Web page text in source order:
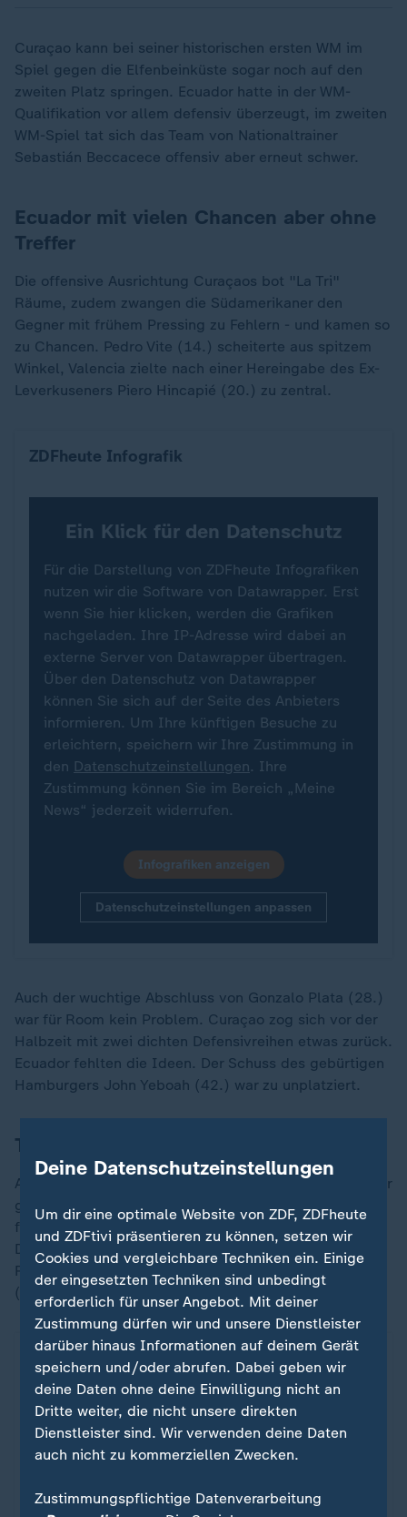
Curaçao kann bei seiner historischen ersten WM im
Spiel gegen die Elfenbeinküste sogar noch auf den
zweiten Platz springen. Ecuador hatte in der WM-
Qualifikation vor allem defensiv überzeugt, im zweiten
WM-Spiel tat sich das Team von Nationaltrainer
Sebastián Beccacece offensiv aber erneut schwer.
Ecuador mit vielen Chancen aber ohne
Treffer
Die offensive Ausrichtung Curaçaos bot "La Tri"
Räume, zudem zwangen die Südamerikaner den
Gegner mit frühem Pressing zu Fehlern - und kamen so
zu Chancen. Pedro Vite (14.) scheiterte aus spitzem
Winkel, Valencia zielte nach einer Hereingabe des Ex-
Leverkuseners Piero Hincapié (20.) zu zentral.
ZDFheute Infografik
Ein Klick für den Datenschutz
Für die Darstellung von ZDFheute Infografiken
nutzen wir die Software von Datawrapper. Erst
wenn Sie hier klicken, werden die Grafiken
nachgeladen. Ihre IP-Adresse wird dabei an
externe Server von Datawrapper übertragen.
Über den Datenschutz von Datawrapper
können Sie sich auf der Seite des Anbieters
informieren. Um Ihre künftigen Besuche zu
erleichtern, speichern wir Ihre Zustimmung in
den Datenschutzeinstellungen. Ihre
Zustimmung können Sie im Bereich „Meine
News“ jederzeit widerrufen.
Infografiken anzeigen
Datenschutzeinstellungen anpassen
Auch der wuchtige Abschluss von Gonzalo Plata (28.)
war für Room kein Problem. Curaçao zog sich vor der
Halbzeit mit zwei dichten Defensivreihen etwas zurück.
Ecuador fehlten die Ideen. Der Schuss des gebürtigen
Hamburgers John Yeboah (42.) war zu unplatziert.
Torhüter Room überragt
Auch nach dem Seitenwechsel machte Ecuador aus der
größeren individuellen Klasse zu wenig. Spielerisch
fand der Favorit selten ein Durchkommen, häufige
Distanzschüsse waren Ausdruck zunehmender
Ratlosigkeit. Gefahr entstand nach Standards, Plata
(59.) scheiterte per Kopf am starken Room.
Deine Datenschutzeinstellungen
Um dir eine optimale Website von ZDF, ZDFheute
und ZDFtivi präsentieren zu können, setzen wir
Cookies und vergleichbare Techniken ein. Einige
der eingesetzten Techniken sind unbedingt
erforderlich für unser Angebot. Mit deiner
Zustimmung dürfen wir und unsere Dienstleister
darüber hinaus Informationen auf deinem Gerät
speichern und/oder abrufen. Dabei geben wir
deine Daten ohne deine Einwilligung nicht an
Dritte weiter, die nicht unsere direkten
Dienstleister sind. Wir verwenden deine Daten
auch nicht zu kommerziellen Zwecken.
Zustimmungspflichtige Datenverarbeitung